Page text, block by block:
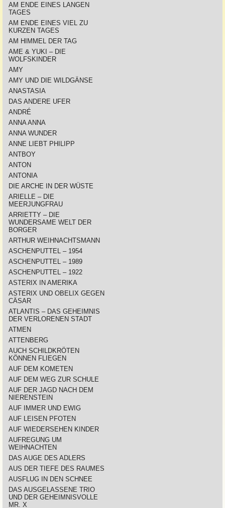
AM ENDE EINES LANGEN
TAGES
AM ENDE EINES VIEL ZU
KURZEN TAGES
AM HIMMEL DER TAG
AME & YUKI – DIE
WOLFSKINDER
AMY
AMY UND DIE WILDGÄNSE
ANASTASIA
DAS ANDERE UFER
ANDRÉ
ANNA ANNA
ANNA WUNDER
ANNE LIEBT PHILIPP
ANTBOY
ANTON
ANTONIA
DIE ARCHE IN DER WÜSTE
ARIELLE – DIE
MEERJUNGFRAU
ARRIETTY – DIE
WUNDERSAME WELT DER
BORGER
ARTHUR WEIHNACHTSMANN
ASCHENPUTTEL – 1954
ASCHENPUTTEL – 1989
ASCHENPUTTEL – 1922
ASTERIX IN AMERIKA
ASTERIX UND OBELIX GEGEN
CÄSAR
ATLANTIS – DAS GEHEIMNIS
DER VERLORENEN STADT
ATMEN
ATTENBERG
AUCH SCHILDKRÖTEN
KÖNNEN FLIEGEN
AUF DEM KOMETEN
AUF DEM WEG ZUR SCHULE
AUF DER JAGD NACH DEM
NIERENSTEIN
AUF IMMER UND EWIG
AUF LEISEN PFOTEN
AUF WIEDERSEHEN KINDER
AUFREGUNG UM
WEIHNACHTEN
DAS AUGE DES ADLERS
AUS DER TIEFE DES RAUMES
AUSFLUG IN DEN SCHNEE
DAS AUSGELASSENE TRIO
UND DER GEHEIMNISVOLLE
MR. X